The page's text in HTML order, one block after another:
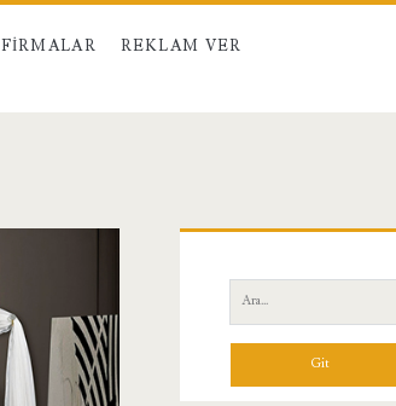
FIRMALAR REKLAM VER
Yan
Menü
Ara: